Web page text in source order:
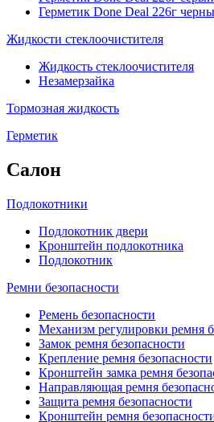
Герметик Done Deal 226г
Жидкости стеклоочистителя
Жидкость стеклоочистителя
Незамерзайка
Тормозная жидкость
Герметик
Салон
Подлокотники
Подлокотник двери
Кронштейн подлокотника
Подлокотник
Ремни безопасности
Ремень безопасности
Механизм регулировки ремня
Замок ремня безопасности
Крепление ремня безопасности
Кронштейн замка ремня
Направляющая ремня
Защита ремня безопасности
Кронштейн ремня